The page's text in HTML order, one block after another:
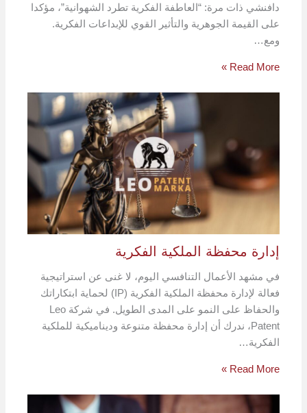
دافنشي ذات مرة: “العاطفة الفكرية تطرد الشهوانية”، مؤكدا
على القيمة الجوهرية والتأثير القوي للإبداعات الفكرية.
ومع…
Read More »
إدارة محفظة الملكية الفكرية
في مشهد الأعمال التنافسي اليوم، لا غنى عن استراتيجية
فعالة لإدارة محفظة الملكية الفكرية (IP) لحماية ابتكاراتك
والحفاظ على النمو على المدى الطويل. في شركة Leo
Patent، ندرك أن إدارة محفظة متنوعة وديناميكية للملكية
الفكرية…
Read More »